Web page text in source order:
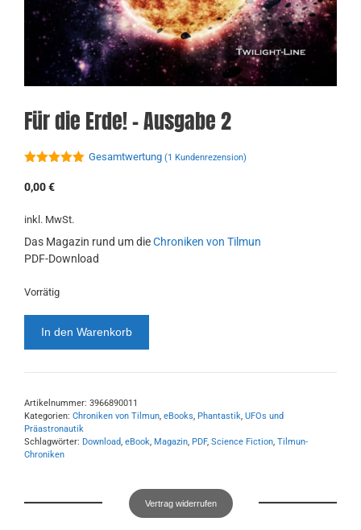
Für die Erde! – Ausgabe 2
Gesamtwertung (1 Kundenrezension)
0,00€
inkl. MwSt.
Das Magazin rund um dieChroniken von Tilmun
PDF-Download
Vorrätig
-
2
Menge
In den Warenkorb
Artikelnummer: 3966890011
Kategorien: Chroniken von Tilmun, eBooks, Phantastik, UFOs und
Präastronautik
Schlagwörter: Download, eBook, Magazin, PDF, Science Fiction, Tilmun-
Chroniken
Vertrag widerrufen